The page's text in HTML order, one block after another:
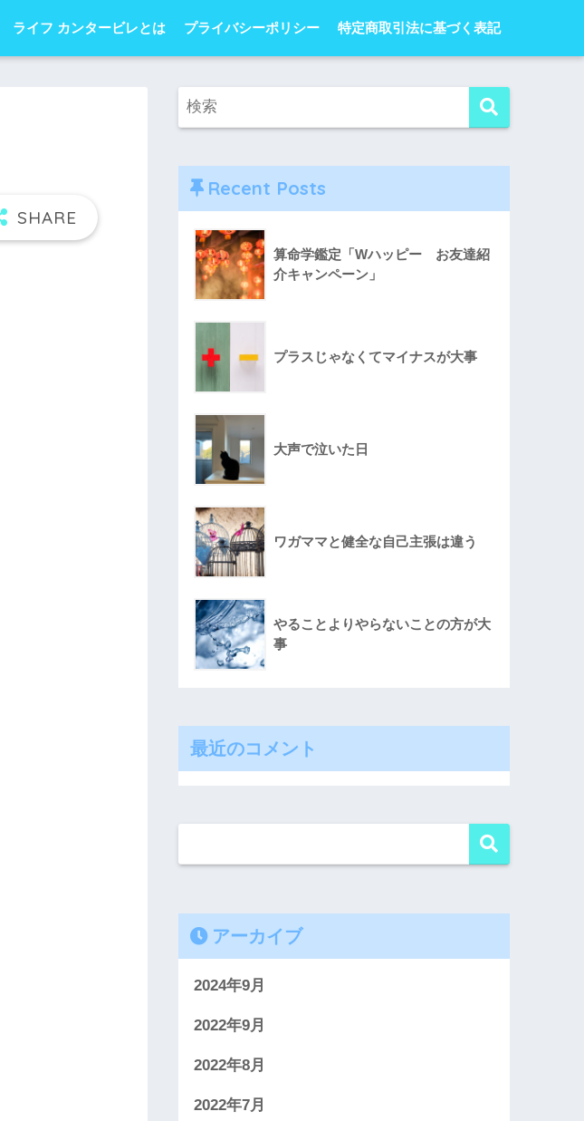
ライフ カンタービレとは プライバシーポリシー 特定商取引法に基づく表記
Recent Posts
算命学鑑定「Wハッピー お友達紹
介キャンペーン」
プラスじゃなくてマイナスが大事
大声で泣いた日
ワガママと健全な自己主張は違う
やることよりやらないことの方が大
事
最近のコメント
アーカイブ
2024年9月
2022年9月
2022年8月
2022年7月